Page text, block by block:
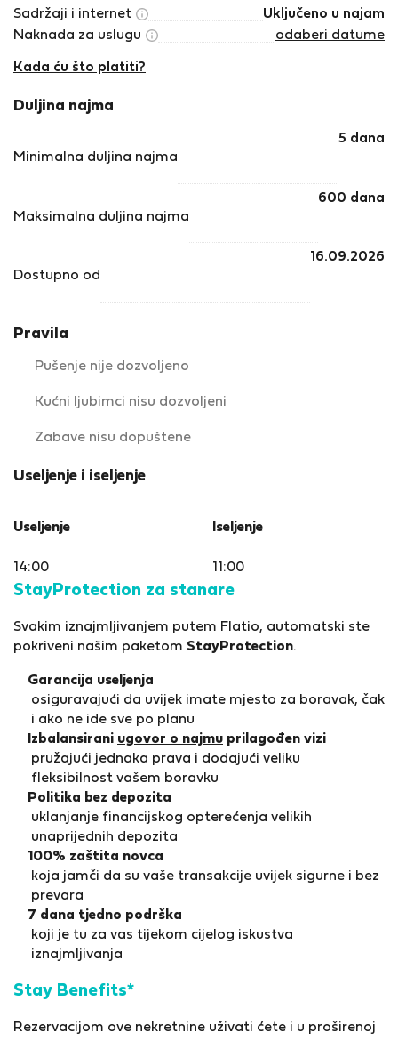
Sadržaji i internet
Uključeno u najam
Naknada za uslugu
odaberi datume
Kada ću što platiti?
Duljina najma
Minimalna duljina najma
5 dana
Maksimalna duljina najma
600 dana
Dostupno od
16.09.2026
Pravila
Pušenje nije dozvoljeno
Kućni ljubimci nisu dozvoljeni
Zabave nisu dopuštene
Useljenje i iseljenje
Useljenje
14:00
Iseljenje
11:00
StayProtection za stanare
Svakim iznajmljivanjem putem Flatio, automatski ste
pokriveni našim paketom StayProtection.
Garancija useljenja
osiguravajući da uvijek imate mjesto za boravak, čak
i ako ne ide sve po planu
Izbalansirani ugovor o najmu prilagođen vizi
pružajući jednaka prava i dodajući veliku
fleksibilnost vašem boravku
Politika bez depozita
uklanjanje financijskog opterećenja velikih
unaprijednih depozita
100% zaštita novca
koja jamči da su vaše transakcije uvijek sigurne i bez
prevara
7 dana tjedno podrška
koji je tu za vas tijekom cijelog iskustva
iznajmljivanja
Stay Benefits*
Rezervacijom ove nekretnine uživati ćete i u proširenoj